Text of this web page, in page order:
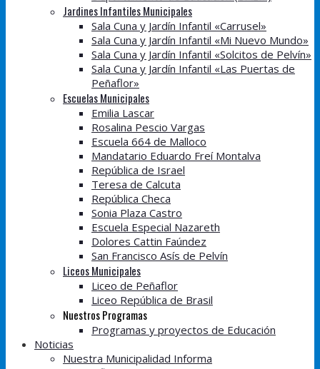
Jardines Infantiles Municipales
Sala Cuna y Jardín Infantil «Carrusel»
Sala Cuna y Jardín Infantil «Mi Nuevo Mundo»
Sala Cuna y Jardín Infantil «Solcitos de Pelvín»
Sala Cuna y Jardín Infantil «Las Puertas de
Peñaflor»
Escuelas Municipales
Emilia Lascar
Rosalina Pescio Vargas
Escuela 664 de Malloco
Mandatario Eduardo Freí Montalva
República de Israel
Teresa de Calcuta
República Checa
Sonia Plaza Castro
Escuela Especial Nazareth
Dolores Cattin Faúndez
San Francisco Asís de Pelvín
Liceos Municipales
Liceo de Peñaflor
Liceo República de Brasil
Nuestros Programas
Programas y proyectos de Educación
Noticias
Nuestra Municipalidad Informa